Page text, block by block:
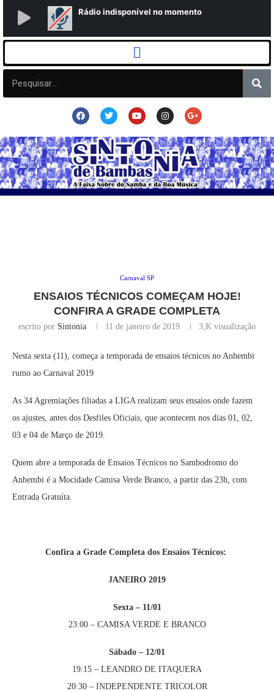
Carnaval SP
ENSAIOS TÉCNICOS COMEÇAM HOJE!
CONFIRA A GRADE COMPLETA
escrito por Sintonia 11 de janeiro de 2019 3,K visualização
Nesta sexta (11), começa a temporada de ensaios técnicos no Anhembi
rumo ao Carnaval 2019
As 34 Agremiações filiadas a LIGA realizam seus ensaios onde fazem
os ajustes, antes dos Desfiles Oficiais, que acontecem nos dias 01, 02,
03 e 04 de Março de 2019.
Quem abre a temporada de Ensaios Técnicos no Sambodromo do
Anhembi é a Mocidade Camisa Verde Branco, a partir das 23h, com
Entrada Gratuíta.
Confira a Grade Completa dos Ensaios Técnicos:
JANEIRO 2019
Sexta – 11/01
23:00 – CAMISA VERDE E BRANCO
Sábado – 12/01
19:15 – LEANDRO DE ITAQUERA
20:30 – INDEPENDENTE TRICOLOR